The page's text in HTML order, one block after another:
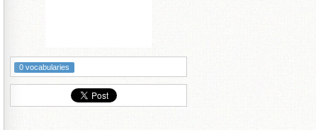
0 vocabularies